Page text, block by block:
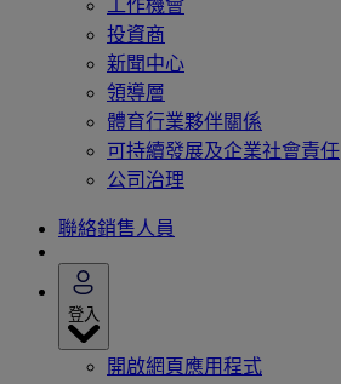
工作機會
投資商
新聞中心
領導層
體育行業夥伴關係
可持續發展及企業社會責任
公司治理
聯絡銷售人員
登入
開啟網頁應用程式